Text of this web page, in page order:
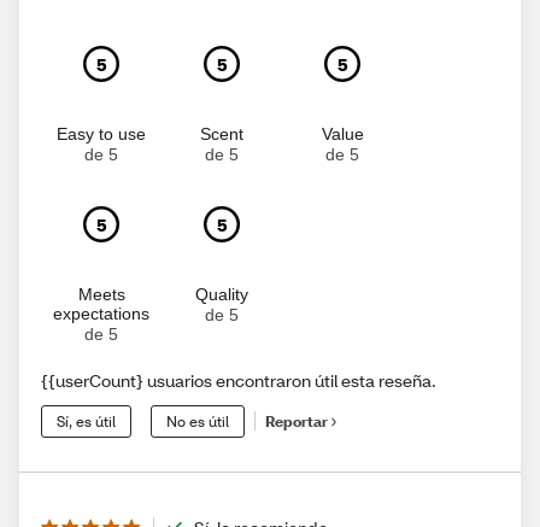
5
Easy to use
de 5
5
Scent
de 5
5
Value
de 5
5
Meets
expectations
de 5
5
Quality
de 5
{{userCount} usuarios encontraron útil esta reseña.
Sí, es útil No es útil Reportar